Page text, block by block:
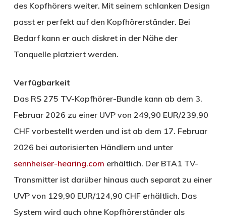
des Kopfhörers weiter. Mit seinem schlanken Design
passt er perfekt auf den Kopfhörerständer. Bei
Bedarf kann er auch diskret in der Nähe der
Tonquelle platziert werden.
Verfügbarkeit
​Das RS 275 TV-Kopfhörer-Bundle kann ab dem 3.
Februar 2026 zu einer UVP von 249,90 EUR/239,90
CHF vorbestellt werden und ist ab dem 17. Februar
2026 bei autorisierten Händlern und unter
sennheiser-hearing.com erhältlich. Der BTA1 TV-
Transmitter ist darüber hinaus auch separat zu einer
UVP von 129,90 EUR/124,90 CHF erhältlich. Das
System wird auch ohne Kopfhörerständer als